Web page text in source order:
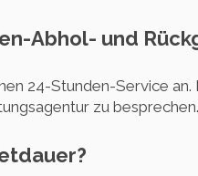
Abhol- und
24-Stunden-Service
zu besprechen.